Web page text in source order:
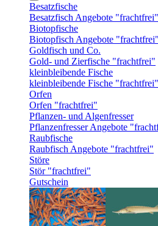
Besatzfische
Besatzfisch Angebote "frachtfrei"
Biotopfische
Biotopfisch Angebote "frachtfrei"
Goldfisch und Co.
Gold- und Zierfische "frachtfrei"
kleinbleibende Fische
kleinbleibende Fische "frachtfrei"
Orfen
Orfen "frachtfrei"
Pflanzen- und Algenfresser
Pflanzenfresser Angebote
Raubfische
Raubfisch Angebote "frachtfrei"
Störe
Stör "frachtfrei"
Gutschein